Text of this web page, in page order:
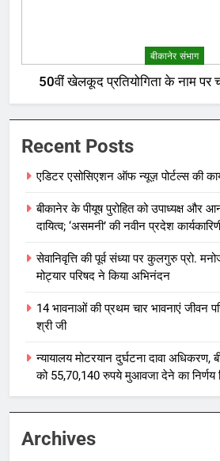
बीकानेर संभाग
50वीं खेलकूद प्रतियोगिता के नाम पर
Recent Posts
एडिटर एसोसिएशन ऑफ न्यूज़ पोर्टल्स की
बीकानेर के पीयूष पुरोहित को उपाध्यक्ष और
दायित्व; ‘असमनी’ की नवीन प्रदेश
सेवानिवृत्ति की पूर्व संध्या पर कुलगुरु प्रो.
मोट्यार परिषद ने किया अभिनंदन
14 भावनाओं की प्रथम चार भावनाएं जीवन
श्री जी
न्यायालय मोटरयान दुर्घटना दावा
को 55,70,140 रुपये मुआवजा देने का निर्णय
Archives